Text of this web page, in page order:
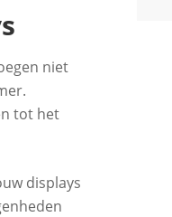
niet
tot het
displays